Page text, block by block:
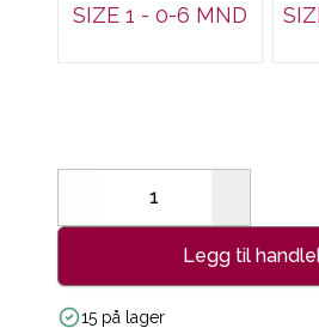
SIZE 1 - 0-6 MND
Decrease
Legg til
15 på lager